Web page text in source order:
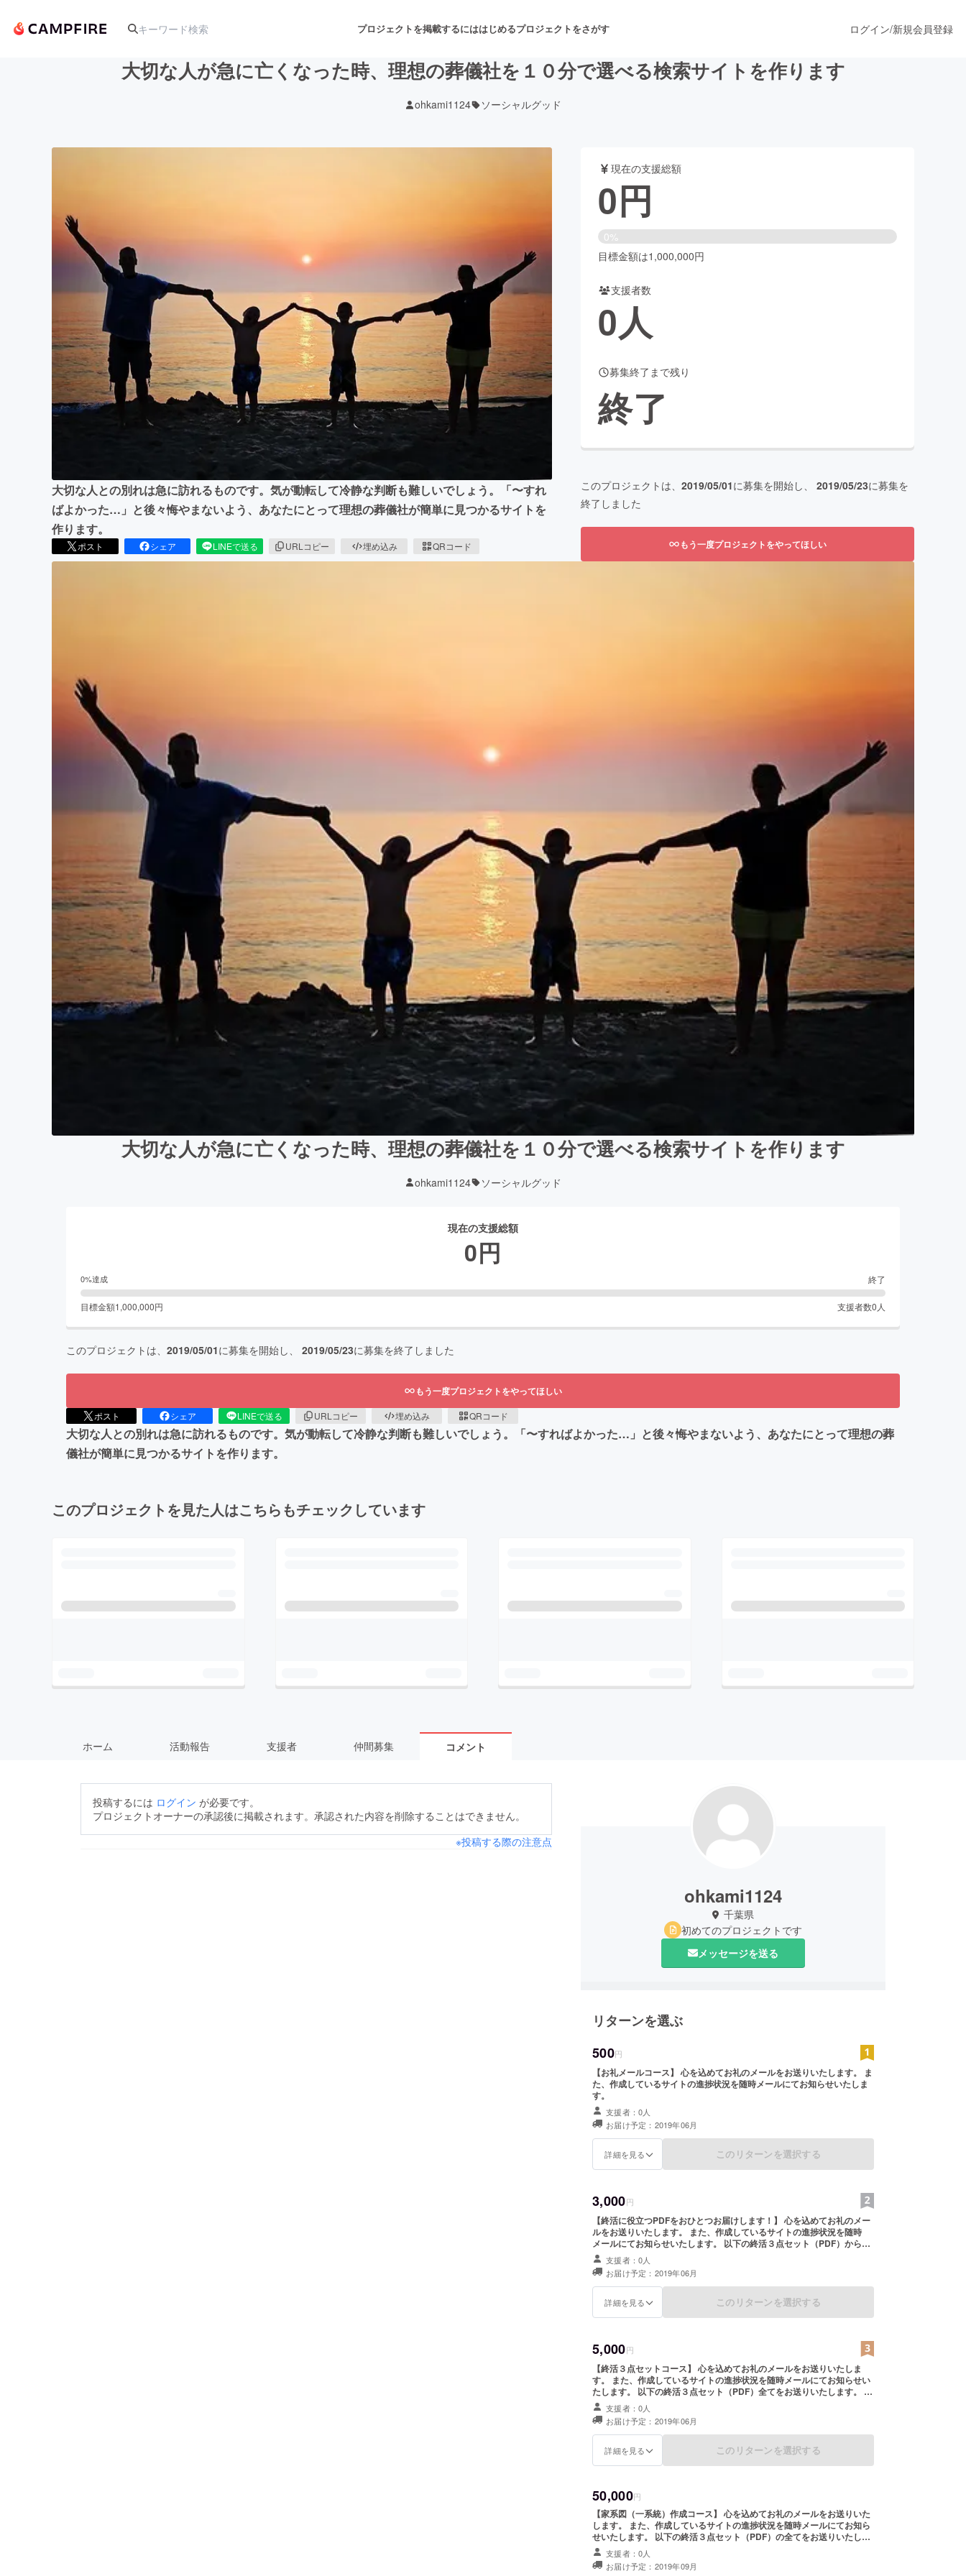
プロジェクトを掲載するにははじめるプロジェクトをさがす
舞台・パフォーマンス
アニメ・漫画
ビジネス・起業 チャレンジ ビューティー・ヘルスケア
まちづくり・地域活性化
CAMPFIRE for Social GoodCAMPFIRE Creation
CAMPFIREふるさと納税machi-yaコミュニティ
ログイン/新規会員登録
大切な人が急に亡くなった時、理想の葬儀社を１０分で選べる検索サイトを作ります
ohkami1124 ソーシャルグッド
大切な人との別れは急に訪れるものです。気が動転して冷静な判断も難しいでしょう。「〜すれ
ばよかった…」と後々悔やまないよう、あなたにとって理想の葬儀社が簡単に見つかるサイトを
作ります。
ポスト シェア LINEで送る URLコピー 埋め込み QRコード
現在の支援総額
0円
0%
目標金額は1,000,000円
支援者数
0人
募集終了まで残り
終了
このプロジェクトは、 2019/05/01に募集を開始し、 2019/05/23に募集を
終了しました
もう一度プロジェクトをやってほしい
大切な人が急に亡くなった時、理想の葬儀社を１０分で選べる検索サイトを作ります
ohkami1124 ソーシャルグッド
現在の支援総額
0円
0%達成 終了
目標金額1,000,000円 支援者数0 人
このプロジェクトは、 2019/05/01に募集を開始し、 2019/05/23に募集を終了しました
もう一度プロジェクトをやってほしい
ポスト シェア LINEで送る URLコピー 埋め込み QRコード
大切な人との別れは急に訪れるものです。気が動転して冷静な判断も難しいでしょう。「〜すればよかった…」と後々悔やまないよう、あなたにとって理想の葬
儀社が簡単に見つかるサイトを作ります。
このプロジェクトを見た人はこちらもチェックしています
ホーム 活動報告 支援者 仲間募集 コメント
投稿するには ログイン が必要です。
プロジェクトオーナーの承認後に掲載されます。承認された内容を削除することはできません。
※投稿する際の注意点
ohkami1124
千葉県
初めてのプロジェクトです
メッセージを送る
リターンを選ぶ
500円
【お礼メールコース】 心を込めてお礼のメールをお送りいたします。 ま
た、作成しているサイトの進捗状況を随時メールにてお知らせいたしま
す。
支援者：0人
お届け予定：2019年06月
詳細を見る このリターンを選択する
3,000円
【終活に役立つPDFをおひとつお届けします！】 心を込めてお礼のメー
ルをお送りいたします。 また、作成しているサイトの進捗状況を随時
メールにてお知らせいたします。 以下の終活３点セット（PDF）から、
いずれか１つをお送りいたします。 ・どケチの相続 〜１円もムダにした
くないあなたへ 〜 ・「使える」遺言作成講座 ・幕末のご先祖様と出会
う方法 〜家系図作成マニュアル 〜 ご支援の際に、ご希望のPDFを備考
欄にご記入ください。
支援者：0人
お届け予定：2019年06月
詳細を見る このリターンを選択する
5,000円
【終活３点セットコース】 心を込めてお礼のメールをお送りいたしま
す。 また、作成しているサイトの進捗状況を随時メールにてお知らせい
たします。 以下の終活３点セット（PDF）全てをお送りいたします。 ・
どケチの相続 〜１円もムダにしたくないあなたへ 〜 ・「使える」遺言
作成講座 ・幕末のご先祖様と出会う方法 〜家系図作成マニュアル 〜
支援者：0人
お届け予定：2019年06月
詳細を見る このリターンを選択する
50,000円
【家系図（一系統）作成コース】 心を込めてお礼のメールをお送りいた
します。 また、作成しているサイトの進捗状況を随時メールにてお知ら
せいたします。 以下の終活３点セット（PDF）の全てをお送りいたしま
す。 ・どケチの相続 〜１円もムダにしたくないあなたへ 〜 ・「使え
る」遺言作成講座 ・幕末のご先祖様と出会う方法 〜家系図作成マニュア
ル 〜 支援者様の「父方」を幕末の頃のご先祖様が判明するまでさかの
支援者：0人
お届け予定：2019年09月